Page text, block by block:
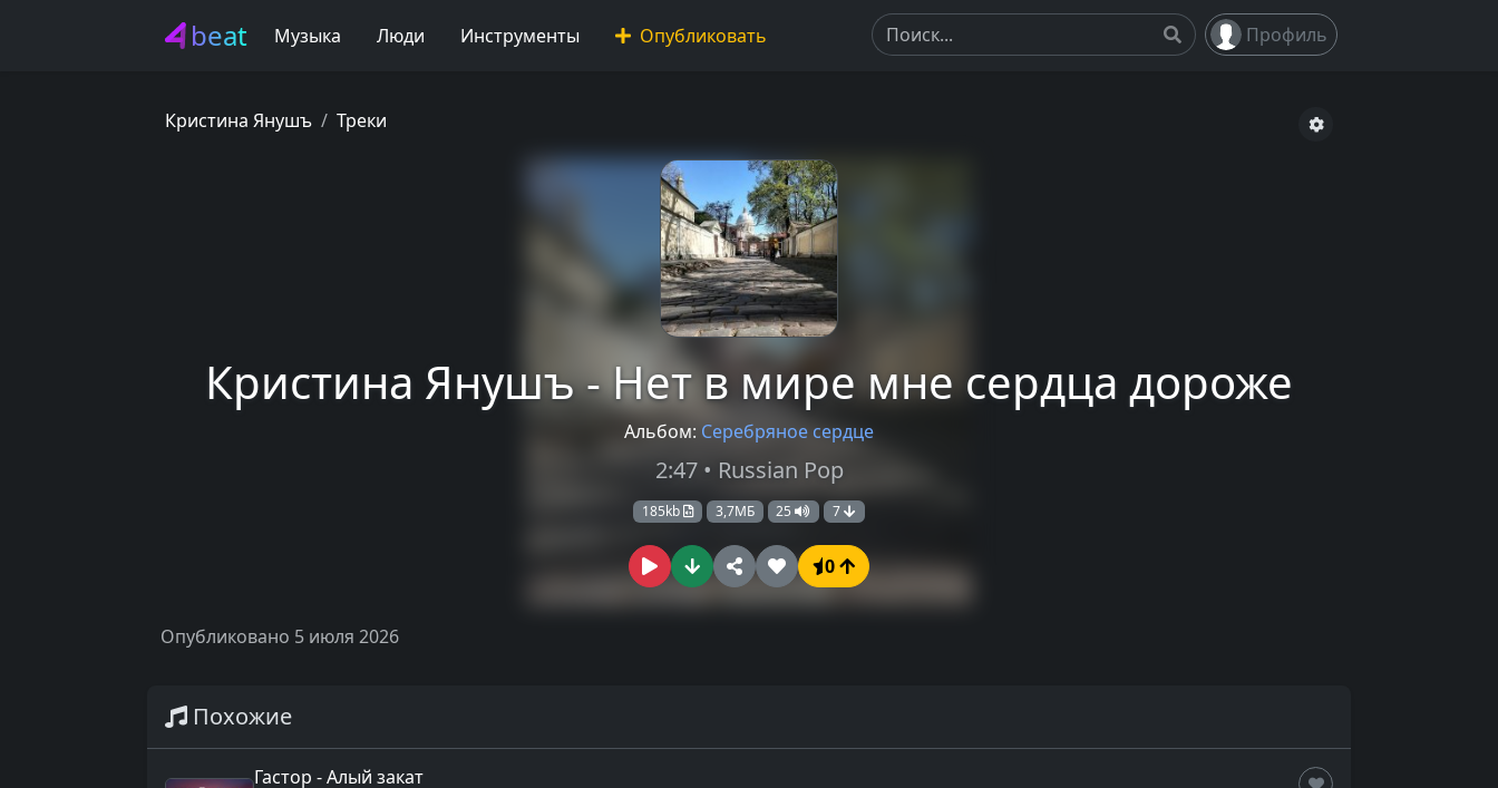
beat Музыка Люди Инструменты Опубликовать Профиль
Кристина Янушъ Треки
Кристина Янушъ - Нет в мире мне сердца дороже
Альбом: Серебряное сердце
2:47 • Russian Pop
185kb 3,7МБ 25 7
0
Опубликовано 5 июля 2026
Похожие
Гастор - Алый закат